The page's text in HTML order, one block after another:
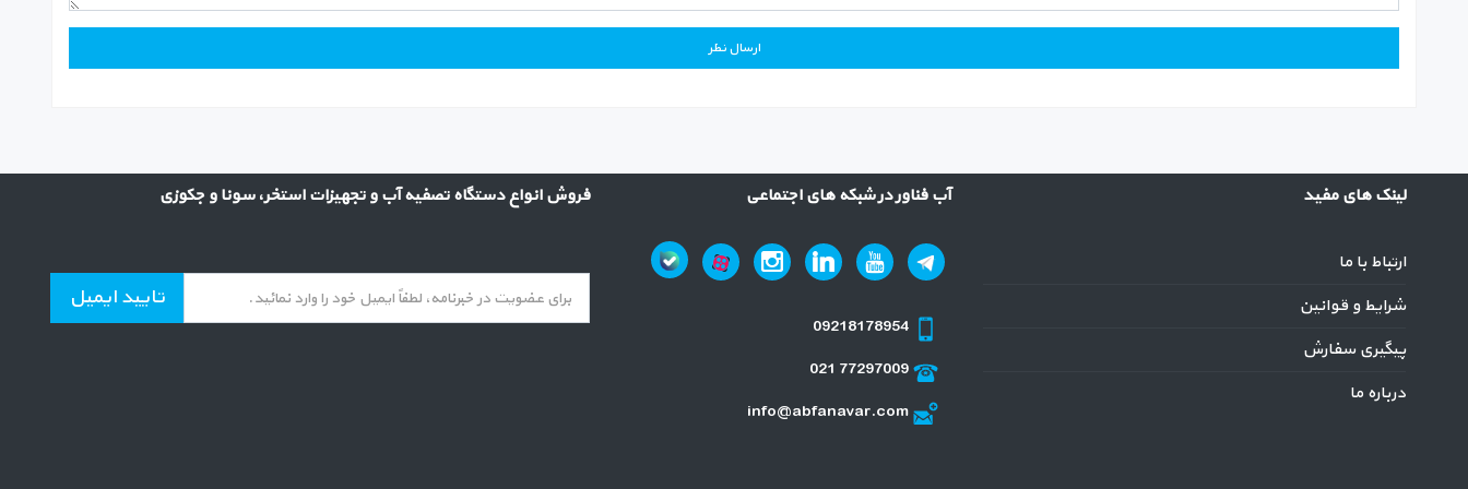
لینک های مفید
ارتباط با ما
شرایط و قوانین
پیگیری سفارش
درباره ما
آب فناور در شبکه های اجتماعی
09218178954
021 77297009
info@abfanavar.com
فروش انواع دستگاه تصفیه آب و تجهیزات استخر، سونا و جکوزی
تایید ایمیل